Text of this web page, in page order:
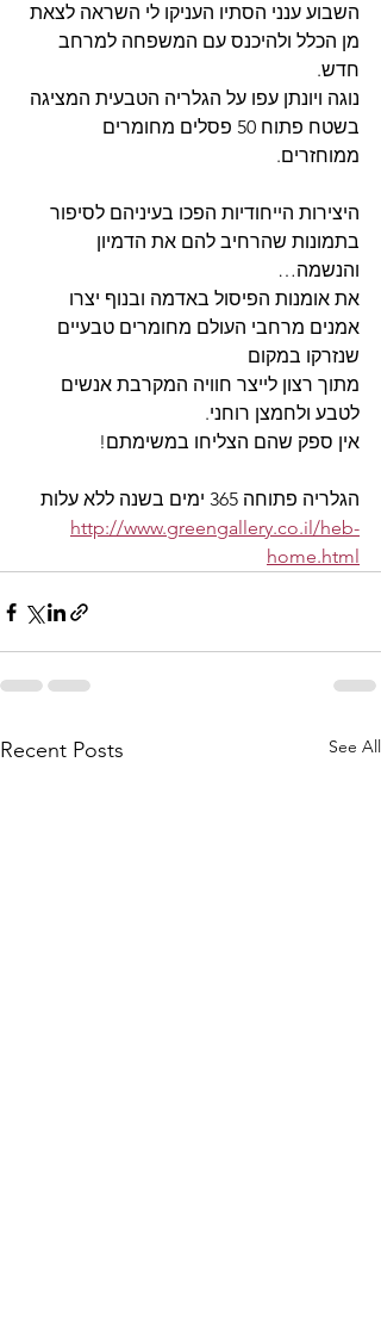
השבוע ענני הסתיו העניקו לי השראה לצאת
מן הכלל ולהיכנס עם המשפחה למרחב
חדש.
נוגה ויונתן עפו על הגלריה הטבעית המציגה
בשטח פתוח 50 פסלים מחומרים
ממוחזרים.
היצירות הייחודיות הפכו בעיניהם לסיפור
בתמונות שהרחיב להם את הדמיון
והנשמה…
את אומנות הפיסול באדמה ובנוף יצרו
אמנים מרחבי העולם מחומרים טבעיים
שנזרקו במקום
מתוך רצון לייצר חוויה המקרבת אנשים
לטבע ולחמצן רוחני.
אין ספק שהם הצליחו במשימתם!
הגלריה פתוחה 365 ימים בשנה ללא עלות
http://www.greengallery.co.il/heb-
home.html
Recent Posts See All